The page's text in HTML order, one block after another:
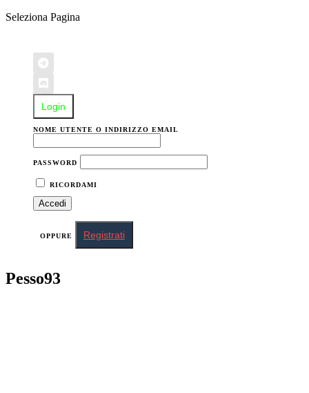
Seleziona Pagina
Login
NOME UTENTE O INDIRIZZO EMAIL
PASSWORD
RICORDAMI
OPPURE Registrati
Pesso93